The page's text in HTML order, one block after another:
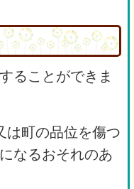
ることができま
は町の品位を傷つ
なるおそれのあ